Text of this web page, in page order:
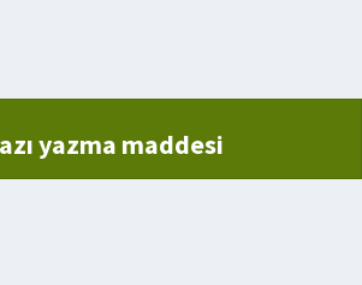
yazma maddesi